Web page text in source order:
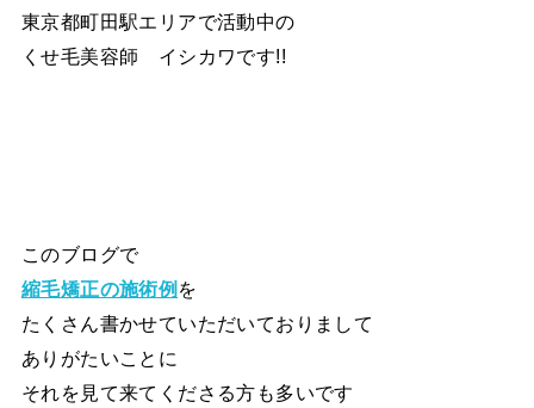
東京都町田駅エリアで活動中の
くせ毛美容師 イシカワです!!
このブログで
縮毛矯正の施術例 を
たくさん書かせていただいておりまして
ありがたいことに
それを見て来てくださる方も多いです